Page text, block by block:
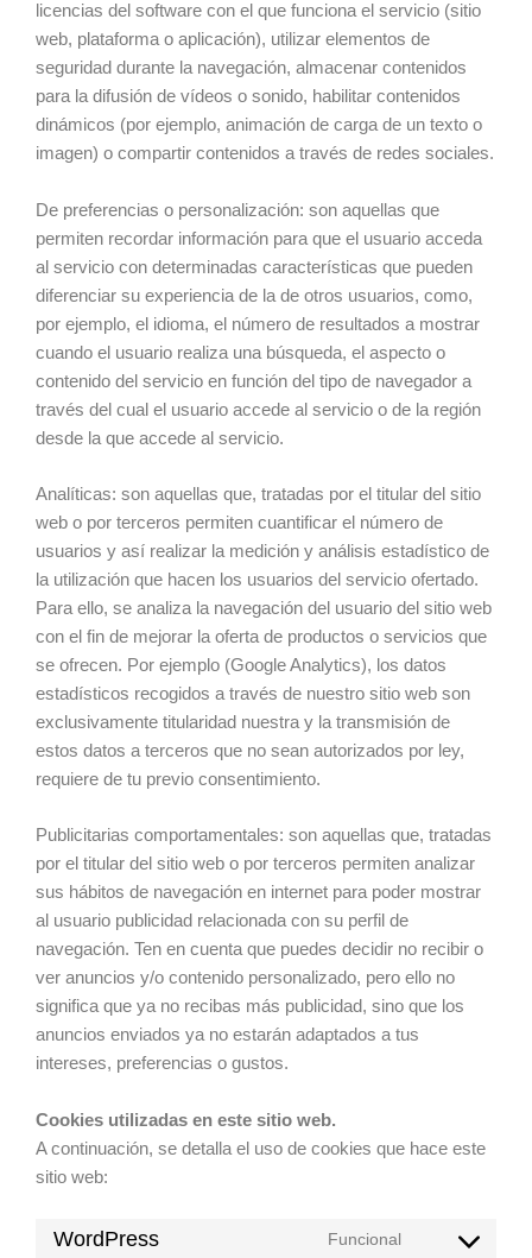
licencias del software con el que funciona el servicio (sitio
web, plataforma o aplicación), utilizar elementos de
seguridad durante la navegación, almacenar contenidos
para la difusión de vídeos o sonido, habilitar contenidos
dinámicos (por ejemplo, animación de carga de un texto o
imagen) o compartir contenidos a través de redes sociales.
De preferencias o personalización: son aquellas que
permiten recordar información para que el usuario acceda
al servicio con determinadas características que pueden
diferenciar su experiencia de la de otros usuarios, como,
por ejemplo, el idioma, el número de resultados a mostrar
cuando el usuario realiza una búsqueda, el aspecto o
contenido del servicio en función del tipo de navegador a
través del cual el usuario accede al servicio o de la región
desde la que accede al servicio.
Analíticas: son aquellas que, tratadas por el titular del sitio
web o por terceros permiten cuantificar el número de
usuarios y así realizar la medición y análisis estadístico de
la utilización que hacen los usuarios del servicio ofertado.
Para ello, se analiza la navegación del usuario del sitio web
con el fin de mejorar la oferta de productos o servicios que
se ofrecen. Por ejemplo (Google Analytics), los datos
estadísticos recogidos a través de nuestro sitio web son
exclusivamente titularidad nuestra y la transmisión de
estos datos a terceros que no sean autorizados por ley,
requiere de tu previo consentimiento.
Publicitarias comportamentales: son aquellas que, tratadas
por el titular del sitio web o por terceros permiten analizar
sus hábitos de navegación en internet para poder mostrar
al usuario publicidad relacionada con su perfil de
navegación. Ten en cuenta que puedes decidir no recibir o
ver anuncios y/o contenido personalizado, pero ello no
significa que ya no recibas más publicidad, sino que los
anuncios enviados ya no estarán adaptados a tus
intereses, preferencias o gustos.
Cookies utilizadas en este sitio web.
A continuación, se detalla el uso de cookies que hace este
sitio web:
WordPress Funcional